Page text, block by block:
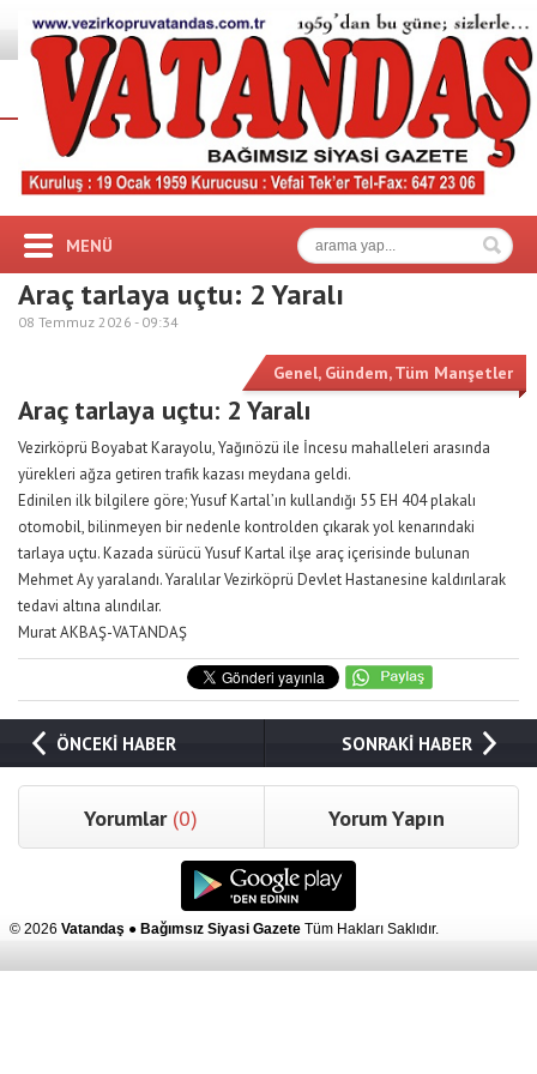
MENÜ
Araç tarlaya uçtu: 2 Yaralı
08 Temmuz 2026 - 09:34
Genel, Gündem,Tüm Manşetler
Araç tarlaya uçtu: 2 Yaralı
​Vezirköprü Boyabat Karayolu, Yağınözü ile İncesu mahalleleri arasında
yürekleri ağza getiren trafik kazası meydana geldi.
​Edinilen ilk bilgilere göre; Yusuf Kartal’ın kullandığı 55 EH 404 plakalı
otomobil, bilinmeyen bir nedenle kontrolden çıkarak yol kenarındaki
tarlaya uçtu. Kazada sürücü Yusuf Kartal ilşe araç içerisinde bulunan
Mehmet Ay yaralandı. Yaralılar Vezirköprü Devlet Hastanesine kaldırılarak
tedavi altına alındılar.
Murat AKBAŞ-VATANDAŞ
ÖNCEKİ HABER SONRAKİ HABER
Yorumlar (0) Yorum Yapın
© 2026 Vatandaş ● Bağımsız Siyasi Gazete Tüm Hakları Saklıdır.